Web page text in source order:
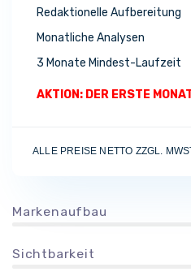
Redaktionelle Aufbereitung
Monatliche Analysen
3 Monate Mindest-Laufzeit
AKTION: DER ERSTE
ALLE PREISE NETTO ZZGL.
Markenaufbau
Sichtbarkeit